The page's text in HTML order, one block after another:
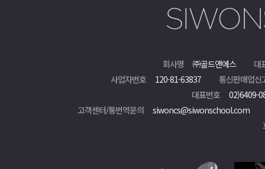
회사명 ㈜골드앤에스
대
사업자번호
120-81-63837
통신판매업신
대표번호
02)6409-
고객센터/통번역문의
siwoncs@siwonschool.com